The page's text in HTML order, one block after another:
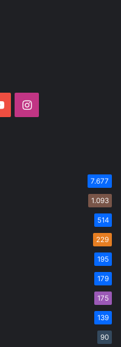
YouTubeInstagram
7.677
1.093
514
229
195
179
175
139
90